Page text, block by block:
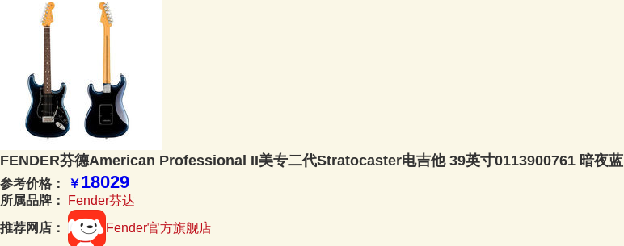
FENDER芬德American Professional II美专二代Stratocaster电吉他 39英寸0113900761 暗夜蓝
参考价格： ￥18029
所属品牌：
Fender芬达
推荐网店：
Fender官方旗舰店